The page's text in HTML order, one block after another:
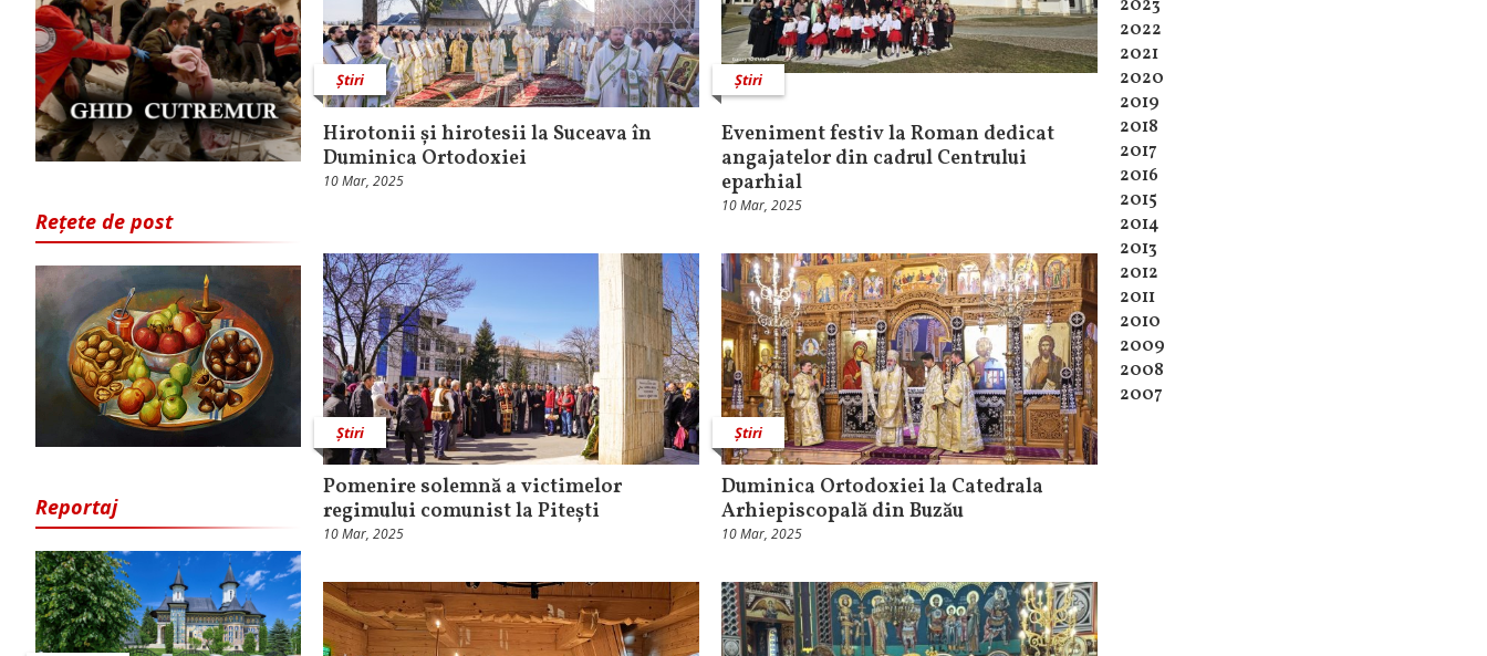
Rețete de post
Reportaj
Știri
Hirotonii și hirotesii la Suceava în
Duminica Ortodoxiei
10 Mar, 2025
Știri
Eveniment festiv la Roman dedicat
angajatelor din cadrul Centrului
eparhial
10 Mar, 2025
Știri
Pomenire solemnă a victimelor
regimului comunist la Pitești
10 Mar, 2025
Știri
Duminica Ortodoxiei la Catedrala
Arhiepiscopală din Buzău
10 Mar, 2025
2023
2022
2021
2020
2019
2018
2017
2016
2015
2014
2013
2012
2011
2010
2009
2008
2007